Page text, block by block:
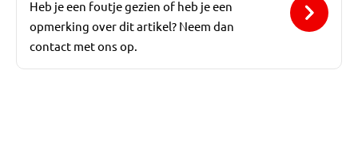
Heb je een foutje gezien of heb je een
opmerking over dit artikel? Neem dan
contact met ons op.